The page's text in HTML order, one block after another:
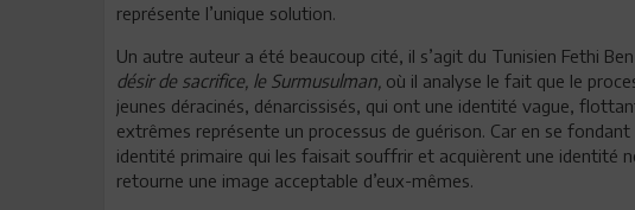
représente l’unique solution.
Un autre auteur a été beaucoup cité, il s’agit du Tunisien Fethi
désir de sacrifice, le Surmusulman, où il analyse le fait que le
jeunes déracinés, dénarcissisés, qui ont une identité vague,
extrêmes représente un processus de guérison. Car en se
identité primaire qui les faisait souffrir et acquièrent une identité
retourne une image acceptable d’eux-mêmes.